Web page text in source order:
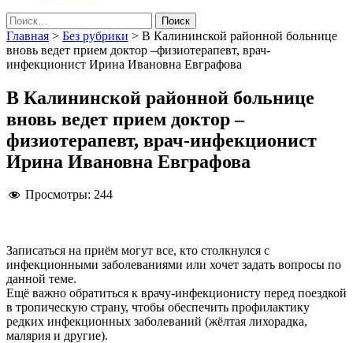
Найти:
Главная > Без рубрики > В Калининской районной больнице
вновь ведет прием доктор –физиотерапевт, врач-
инфекционист Ирина Ивановна Евграфова
В Калининской районной больнице
вновь ведет прием доктор –
физиотерапевт, врач-инфекционист
Ирина Ивановна Евграфова
Просмотры: 244
Записаться на приём могут все, кто столкнулся с
инфекционными заболеваниями или хочет задать вопросы по
данной теме.
Ещё важно обратиться к врачу-инфекционисту перед поездкой
в тропическую страну, чтобы обеспечить профилактику
редких инфекционных заболеваний (жёлтая лихорадка,
малярия и другие).